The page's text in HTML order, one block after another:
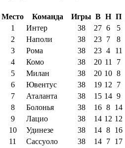
Место Команда Игры В Н П
1
Интер 38 27 6 5
2
Наполи 38 23 7 8
3
Рома 38 23 4 11
4
Комо 38 20 11 7
5
Милан 38 20 10 8
6
Ювентус 38 19 12 7
7
Аталанта 38 15 14 9
8
Болонья 38 16 8 14
9
Лацио 38 14 12 12
10
Удинезе 38 14 8 16
11
Сассуоло 38 14 7 17